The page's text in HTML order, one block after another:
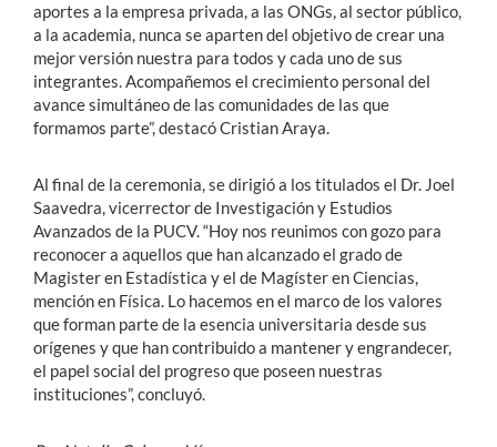
aportes a la empresa privada, a las ONGs, al sector público,
a la academia, nunca se aparten del objetivo de crear una
mejor versión nuestra para todos y cada uno de sus
integrantes. Acompañemos el crecimiento personal del
avance simultáneo de las comunidades de las que
formamos parte”, destacó Cristian Araya.
Al final de la ceremonia, se dirigió a los titulados el Dr. Joel
Saavedra, vicerrector de Investigación y Estudios
Avanzados de la PUCV. “Hoy nos reunimos con gozo para
reconocer a aquellos que han alcanzado el grado de
Magister en Estadística y el de Magíster en Ciencias,
mención en Física. Lo hacemos en el marco de los valores
que forman parte de la esencia universitaria desde sus
orígenes y que han contribuido a mantener y engrandecer,
el papel social del progreso que poseen nuestras
instituciones”, concluyó.